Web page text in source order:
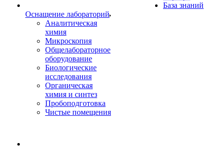
Оснащение лабораторий
Аналитическая
химия
Микроскопия
Общелабораторное
оборудование
Биологические
исследования
Органическая
химия и синтез
Пробоподготовка
Чистые помещения
База знаний